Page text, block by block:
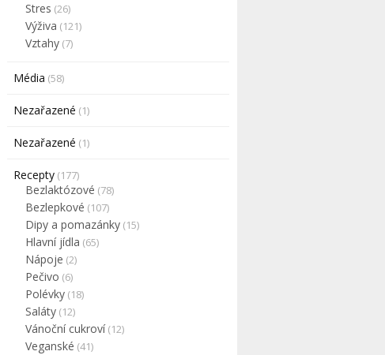
Stres (26)
Výživa (121)
Vztahy (7)
Média (58)
Nezařazené (1)
Nezařazené (1)
Recepty (177)
Bezlaktózové (78)
Bezlepkové (107)
Dipy a pomazánky (15)
Hlavní jídla (65)
Nápoje (2)
Pečivo (6)
Polévky (18)
Saláty (12)
Vánoční cukroví(12)
Veganské (41)